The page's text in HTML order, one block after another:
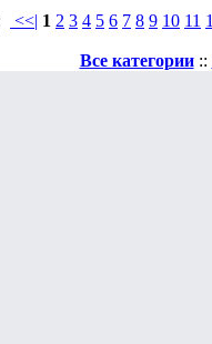
<<| 1 2 3 4 5 6 7 8 9 10 11
Все категории::